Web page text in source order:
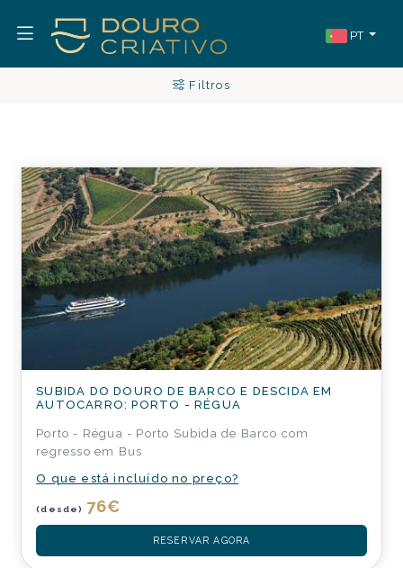
PT
Filtros
SUBIDA DO DOURO DE BARCO E DESCIDA EM
AUTOCARRO: PORTO - RÉGUA
Porto - Régua - Porto Subida de Barco com
regresso em Bus
O que está incluído no preço?
(desde) 76€
RESERVAR AGORA